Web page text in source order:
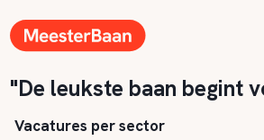
"De leukste baan begint
Vacatures per sector